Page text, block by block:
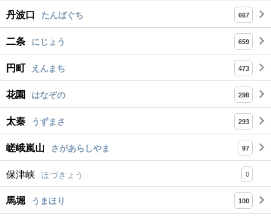
丹波口 たんばぐち 667
二条 にじょう 659
円町 えんまち 473
花園 はなぞの 298
太秦 うずまさ 293
嵯峨嵐山 さがあらしやま 97
保津峡 ほづきょう 0
馬堀 うまほり 100